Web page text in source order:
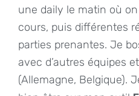
une daily le matin où
cours, puis différentes
parties prenantes. Je
avec d’autres équipes
(Allemagne, Belgique).